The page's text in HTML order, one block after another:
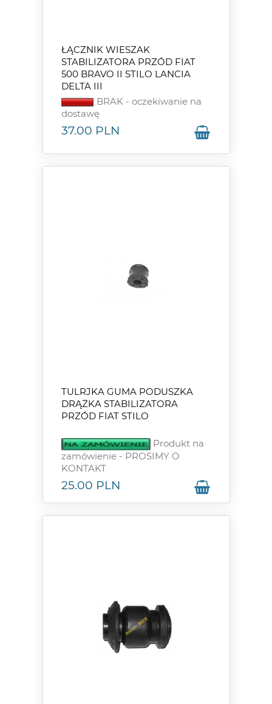
ŁĄCZNIK WIESZAK
STABILIZATORA PRZÓD FIAT
500 BRAVO II STILO LANCIA
DELTA III
BRAK - oczekiwanie na
dostawę
37.00 PLN
TULRJKA GUMA PODUSZKA
DRĄŻKA STABILIZATORA
PRZÓD FIAT STILO
Produkt na
zamówienie - PROSIMY O
KONTAKT
25.00 PLN